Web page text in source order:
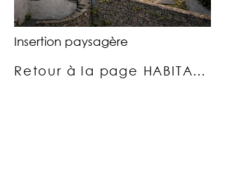
Insertion paysagère
Retour à la page HABITAT INDIVIDUEL